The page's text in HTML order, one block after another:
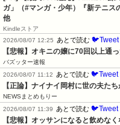
ガ」（#マンガ・少年）『新テニス
他
Kindleストア
2026/08/07 12:25
あとで読む 🐦Tweet
【悲報】オキニの嬢に70回以上通
バズッター速報
2026/08/07 11:12
あとで読む 🐦Tweet
【正論】ナイナイ岡村に世の夫た
NEWSまとめもりー
2026/08/07 11:39
あとで読む 🐦Tweet
【悲報】オッサンになると飲めな